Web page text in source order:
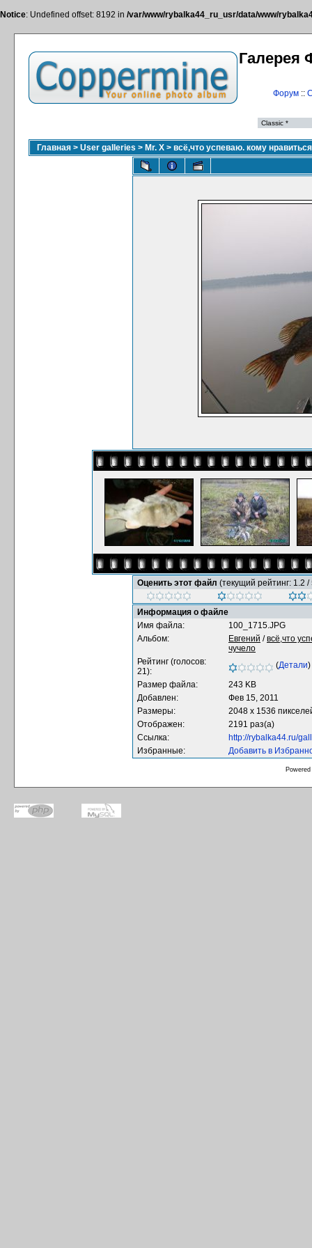
Notice: Undefined offset: 8192 in /var/www/rybalka44_ru_usr/data/www/
Галерея
Форум::
Главная > User galleries > Mr. X > всё,что успеваю. кому
Оценить этот файл (текущий рейтинг: 1.2 /
Информация о файле
Имя файла:
100_1715.JPG
Альбом:
Евгений /всё,что
чучело
Рейтинг (голосов:
21):
(Детали)
Размер файла:
243 KB
Добавлен:
Фев 15, 2011
Размеры:
2048 x 1536
Отображен:
2191 раз(а)
Ссылка:
http://rybalka44.ru/
Избранные:
Добавить в